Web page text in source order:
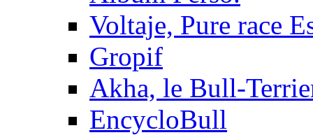
Voltaje, Pure race
Gropif
Akha, le Bull-
EncycloBull